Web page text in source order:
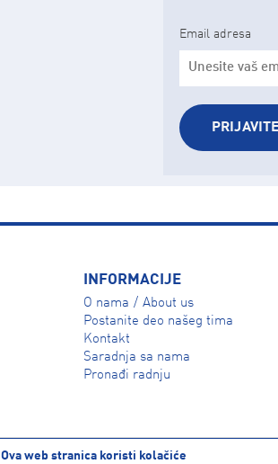
Ova web stranica koristi kolačiće
Email adresa
INFORMACIJE
O nama / About us
Postanite deo našeg tima
Kontakt
Saradnja sa nama
Pronađi radnju